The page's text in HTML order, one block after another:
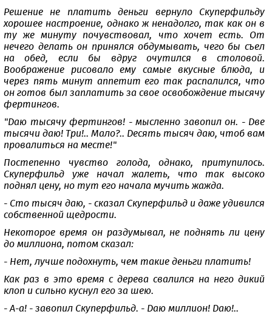
Решение не платить деньги вернуло Скуперфильду
хорошее настроение, однако ж ненадолго, так как он в
ту же минуту почувствовал, что хочет есть. От
нечего делать он принялся обдумывать, чего бы съел
на обед, если бы вдруг очутился в столовой.
Воображение рисовало ему самые вкусные блюда, и
через пять минут аппетит его так распалился, что
он готов был заплатить за свое освобождение тысячу
фертингов.
"Даю тысячу фертингов! - мысленно завопил он. - Две
тысячи даю! Три!.. Мало?.. Десять тысяч даю, чтоб вам
провалиться на месте!"
Постепенно чувство голода, однако, притупилось.
Скуперфильд уже начал жалеть, что так высоко
поднял цену, но тут его начала мучить жажда.
- Сто тысяч даю, - сказал Скуперфильд и даже удивился
собственной щедрости.
Некоторое время он раздумывал, не поднять ли цену
до миллиона, потом сказал:
- Нет, лучше подохнуть, чем такие деньги платить!
Как раз в это время с дерева свалился на него дикий
клоп и сильно куснул его за шею.
- А-а! - завопил Скуперфильд. - Даю миллион! Даю!..